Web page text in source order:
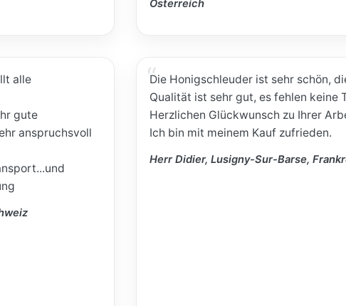
Österreich
alle
gute
anspruchsvoll
Die Honigschleuder ist sehr schön,
Qualität ist sehr gut, es fehlen keine
Herzlichen Glückwunsch zu Ihrer
Ich bin mit meinem Kauf zufrieden.
Herr Didier, Lusigny-Sur-Barse,